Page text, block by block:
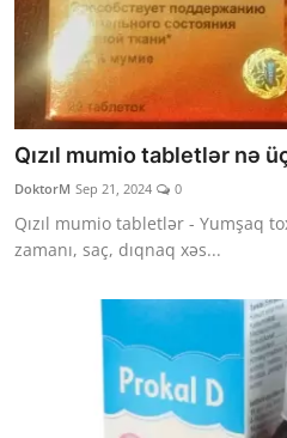
Qızıl mumio tabletlər nə
DoktorM Sep 21, 2024 0
Qızıl mumio tabletlər - Yumşaq
zamanı, saç, dıqnaq xəs...